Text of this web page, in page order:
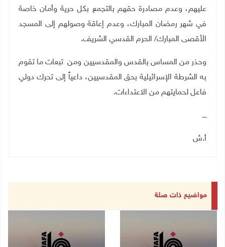
عليهم، وعدم مصادرة حقهم بالتجمع بكل حرية وأمان خاصة
في شهر رمضان المبارك، وعدم إعاقة وصولهم إلى المسجد
الأقصى المبارك/ الحرم القدسي الشريف.
وحذر من المساس بالقدس والمقدسيين ومن تبعات ما تقوم
به الشرطة الإسرائيلية بحق المقدسيين، داعياً إلى تحرك دولي
فاعل لحمايتهم من الاعتداءات.
ــــ
أ.ش
مواضيع ذات صلة